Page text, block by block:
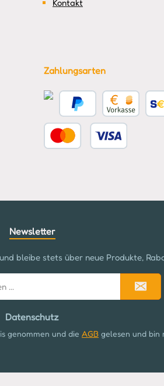
Kontakt
Zahlungsarten
Kreditkarte
PayPal Vorkasse
Newsletter
bleibe stets über neue Produkte,
Datenschutz
genommen und die AGB gelesen und bin